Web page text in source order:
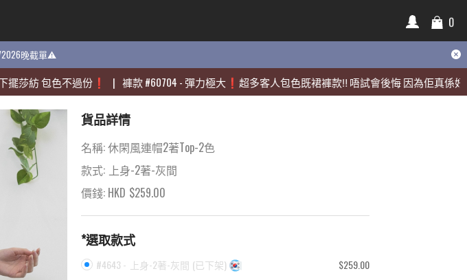
0
2026晚截單⚠️
包色不過份❗️ | 褲款# 60704-彈力極大❗️超多客人包色既裙褲款‼️ 唔試會後悔 因為佢真係好靚🫶🏻
0
2026晚截單⚠️
包色不過份❗️ | 褲款# 60704-彈力極大❗️超多客人包色既裙褲款‼️ 唔試會後悔 因為佢真係好靚🫶🏻
貨品詳情
名稱:休閑風連帽2著Top-2色
款式: 上身-2著-灰間
價錢: HKD $259.00
*選取款式
#4643 - 上身-2著-灰間 (已下架)
$259.00